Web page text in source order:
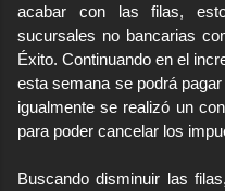
acabar con las filas,
sucursales no bancarias
Éxito. Continuando en el
esta semana se podrá
igualmente se realizó un
para poder cancelar los
Buscando disminuir las